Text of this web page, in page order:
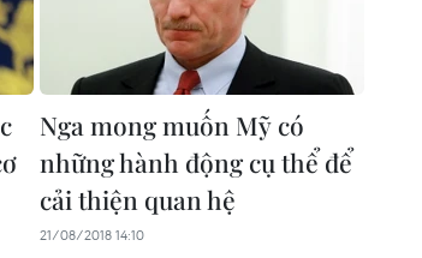
Nga mong muốn Mỹ có
những hành động cụ thể để
cải thiện quan hệ
21/08/2018 14:10